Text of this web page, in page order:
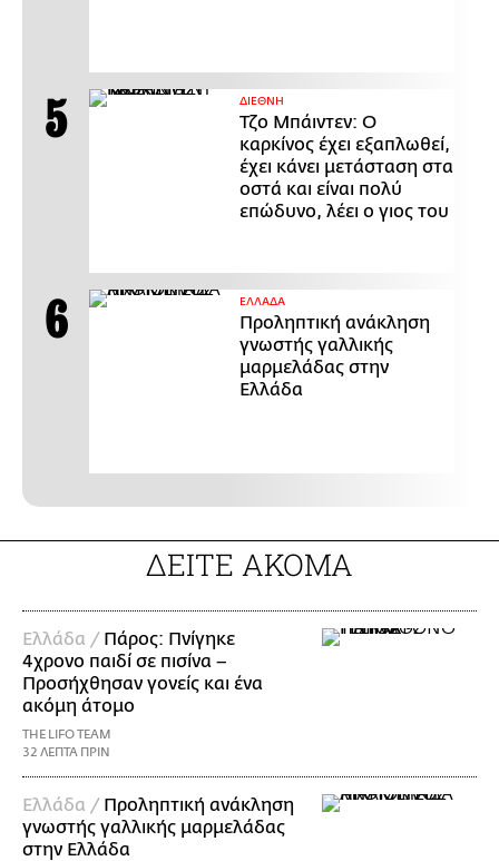
ΔΙΕΘΝΗ
Τζο Μπάιντεν: Ο
καρκίνος έχει εξαπλωθεί,
έχει κάνει μετάσταση στα
οστά και είναι πολύ
επώδυνο, λέει ο γιος του
ΕΛΛΑΔΑ
Προληπτική ανάκληση
γνωστής γαλλικής
μαρμελάδας στην
Ελλάδα
ΔΕΙΤΕ ΑΚΟΜΑ
Ελλάδα / Πάρος: Πνίγηκε
4χρονο παιδί σε πισίνα –
Προσήχθησαν γονείς και ένα
ακόμη άτομο
THE LIFO TEAM
32 ΛΕΠΤΑ ΠΡΙΝ
Ελλάδα / Προληπτική ανάκληση
γνωστής γαλλικής μαρμελάδας
στην Ελλάδα